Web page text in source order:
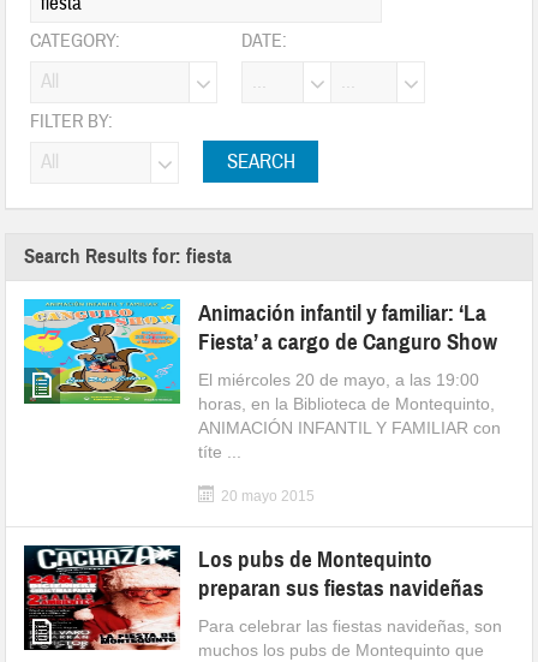
CATEGORY: DATE:
FILTER BY:
Search Results for: fiesta
Animación infantil y familiar: ‘La
Fiesta’ a cargo de Canguro Show
El miércoles 20 de mayo, a las 19:00
horas, en la Biblioteca de Montequinto,
ANIMACIÓN INFANTIL Y FAMILIAR con
títe ...
20 mayo 2015
Los pubs de Montequinto
preparan sus fiestas navideñas
Para celebrar las fiestas navideñas, son
muchos los pubs de Montequinto que